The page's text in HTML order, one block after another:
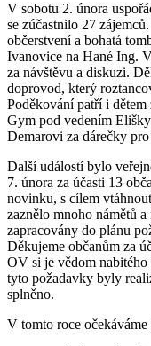
V sobotu 2. února
se zúčastnilo 27
občerstvení a bohatá
Ivanovice na Hané Ing.
za návštěvu a diskuzi.
doprovod, který
Poděkování patří i
Gym pod vedením
Demarovi za dárečky
Další událostí bylo
7. února za účasti 13
novinku, s cílem
zaznělo mnoho námětů
zapracovány do plánu
Děkujeme občanům za
OV si je vědom nabitého
tyto požadavky byly
splněno.
V tomto roce očekáváme